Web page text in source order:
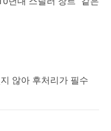
않아 후처리가 필수